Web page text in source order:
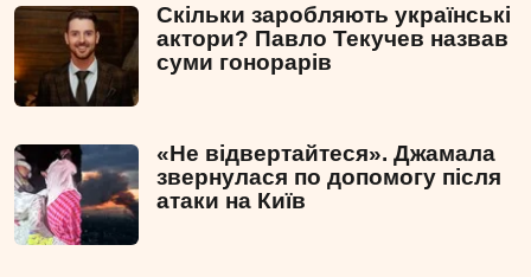
Скільки заробляють українські
актори? Павло Текучев назвав
суми гонорарів
«Не відвертайтеся». Джамала
звернулася по допомогу після
атаки на Київ